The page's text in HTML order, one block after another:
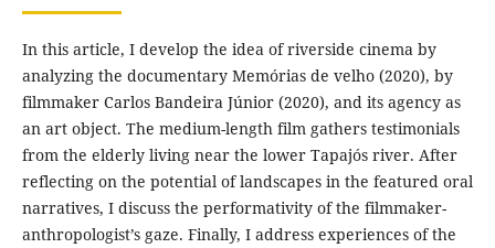
In this article, I develop the idea of riverside cinema by
analyzing the documentary Memórias de velho (2020), by
filmmaker Carlos Bandeira Júnior (2020), and its agency as
an art object. The medium-length film gathers testimonials
from the elderly living near the lower Tapajós river. After
reflecting on the potential of landscapes in the featured oral
narratives, I discuss the performativity of the filmmaker-
anthropologist’s gaze. Finally, I address experiences of the